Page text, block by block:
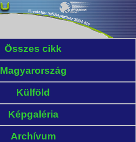
Összes cikk
Magyarország
Külföld
Képgaléria
Archívum